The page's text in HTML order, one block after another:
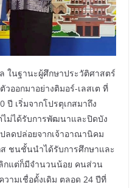
ในฐานะผู้ศึกษาประวัติศาสตร์
ออกมาอย่างติมอร์-เลสเต ที่
เริ่มจากโปรตุเกสมาถึง
ม่ได้รับการพัฒนาและปิดบัง
ลดปล่อยจากเจ้าอาณานิคม
ส ชนชั้นนำได้รับการศึกษาและ
กแต่ก็มีจำนวนน้อย คนส่วน
ามเชื่อดั้งเดิม ตลอด 24 ปีที่